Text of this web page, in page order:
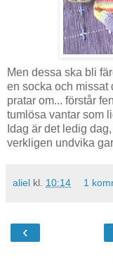
Men dessa ska bli
en socka och missat
pratar om... förstår
tumlösa vantar som
Idag är det ledig
verkligen undvika
aliel kl. 10:14 1
‹